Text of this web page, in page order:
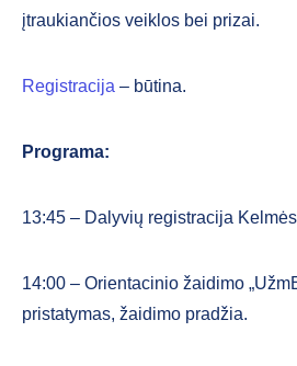
įtraukiančios veiklos bei prizai.
Registracija – būtina.
Programa:
13:45 – Dalyvių registracija
14:00 – Orientacinio žaidimo
pristatymas, žaidimo pradžia.